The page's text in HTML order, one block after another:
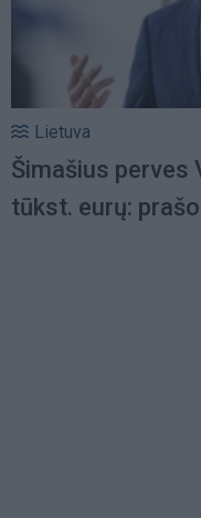
Lietuva
Šimašius perves
tūkst. eurų: